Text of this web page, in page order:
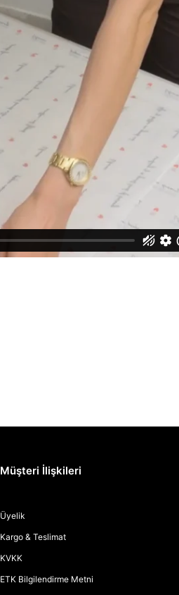
Müşteri İlişkileri
Üyelik
Kargo & Teslimat
KVKK
ETK Bilgilendirme Metni